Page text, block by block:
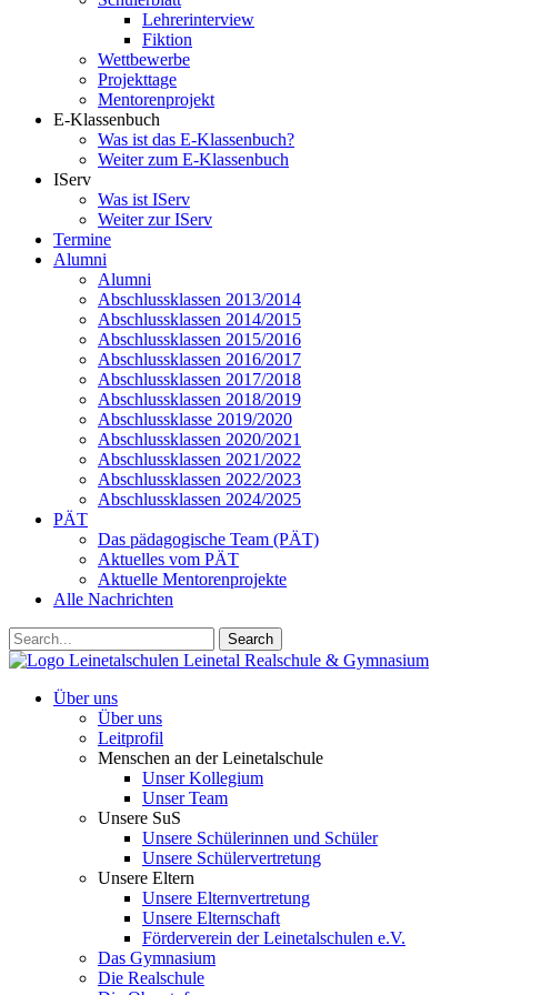
Lehrerinterview
Fiktion
Wettbewerbe
Projekttage
Mentorenprojekt
E-Klassenbuch
Was ist das E-Klassenbuch?
Weiter zum E-Klassenbuch
IServ
Was ist IServ
Weiter zur IServ
Termine
Alumni
Alumni
Abschlussklassen 2013/2014
Abschlussklassen 2014/2015
Abschlussklassen 2015/2016
Abschlussklassen 2016/2017
Abschlussklassen 2017/2018
Abschlussklassen 2018/2019
Abschlussklasse 2019/2020
Abschlussklassen 2020/2021
Abschlussklassen 2021/2022
Abschlussklassen 2022/2023
Abschlussklassen 2024/2025
PÄT
Das pädagogische Team (PÄT)
Aktuelles vom PÄT
Aktuelle Mentorenprojekte
Alle Nachrichten
Search
Leinetalschulen Leinetal Realschule & Gymnasium
Über uns
Über uns
Leitprofil
Menschen an der Leinetalschule
Unser Kollegium
Unser Team
Unsere SuS
Unsere Schülerinnen und Schüler
Unsere Schülervertretung
Unsere Eltern
Unsere Elternvertretung
Unsere Elternschaft
Förderverein der Leinetalschulen e.V.
Das Gymnasium
Die Realschule